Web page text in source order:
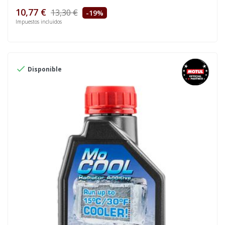
10,77 € 13,30 € -19%
Impuestos incluidos
 Disponible